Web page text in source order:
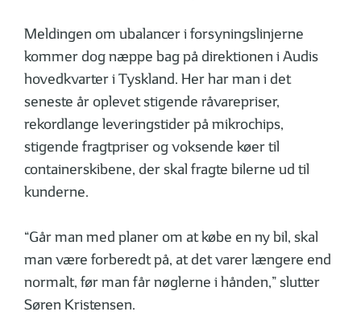
Meldingen om ubalancer i forsyningslinjerne
kommer dog næppe bag på direktionen i Audis
hovedkvarter i Tyskland. Her har man i det
seneste år oplevet stigende råvarepriser,
rekordlange leveringstider på mikrochips,
stigende fragtpriser og voksende køer til
containerskibene, der skal fragte bilerne ud til
kunderne.
“Går man med planer om at købe en ny bil, skal
man være forberedt på, at det varer længere end
normalt, før man får nøglerne i hånden,” slutter
Søren Kristensen.